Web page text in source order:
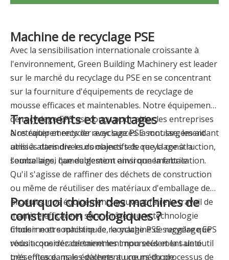
Machine de recyclage PSE
Avec la sensibilisation internationale croissante à
l'environnement, Green Building Machinery est leader
sur le marché du recyclage du PSE en se concentrant
sur la fourniture d'équipements de recyclage de
mousse efficaces et maintenables. Notre équipement
de recyclage EPS est conçu pour aider les entreprises
à retraiter et recycler avec succès la mousse, les aidant
ainsi à atteindre leurs objectifs de recyclage à la
source ainsi que de gestion environnementale.
Traitements et avantages
Nos équipements de recyclage PSE sont largement
utilisés dans divers domaines tels que la construction,
l'emballage, l'ameublement ainsi que la fabrication.
Qu'il s'agisse de raffiner des déchets de construction
ou même de réutiliser des matériaux d'emballage de
produits, nos équipements peuvent faire le travail de
manière efficace et sûre. Grâce à une technologie
moderne et sophistiquée, la machine de recyclage EPS
réduit considérablement les impuretés et la saleté
présentes dans les déchets au cours du processus de
Pourquoi choisir des machines de
construction écologiques ?
Choisirnotre machine de recyclage PSEsuggère que
vous acquerrez certainement non seulement un outil
très efficace, mais également une méthode